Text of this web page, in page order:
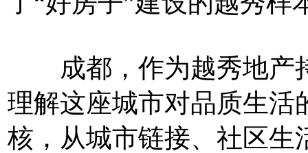
成都，作为越秀地产
理解这座城市对品质生活
核，从城市链接、社区生